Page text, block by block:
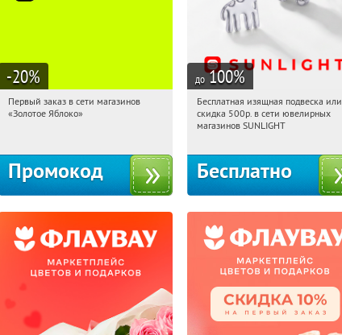
-20%
13:36:24
Получи первым!
Первый заказ в сети магазинов
«Золотое Яблоко»
Промокод
до 100%
13:36:24 Получили:
Россия
Бесплатная изящная подвеска или
скидка 500р. в сети ювелирных
магазинов SUNLIGHT
Бесплатно